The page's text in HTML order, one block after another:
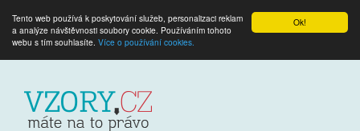
Ok!
Tento web používá k poskytování služeb, personalizaci reklam
a analýze návštěvnosti soubory cookie. Používáním tohoto
webu s tím souhlasíte. Více o používání cookies.